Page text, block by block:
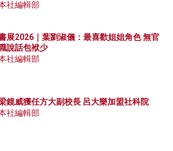
社編輯部
展2026｜葉劉淑儀：最喜歡姐姐角色 無官
說話包袱少
社編輯部
鏡威獲任方大副校長 呂大樂加盟社科院
社編輯部